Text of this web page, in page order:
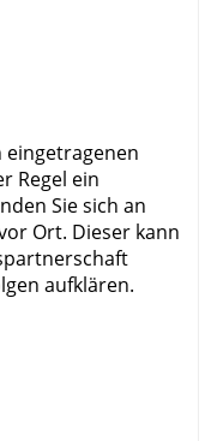
eingetragenen
Regel ein
Sie sich an
Ort. Dieser kann
aufklären.